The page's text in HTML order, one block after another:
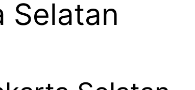
Selatan